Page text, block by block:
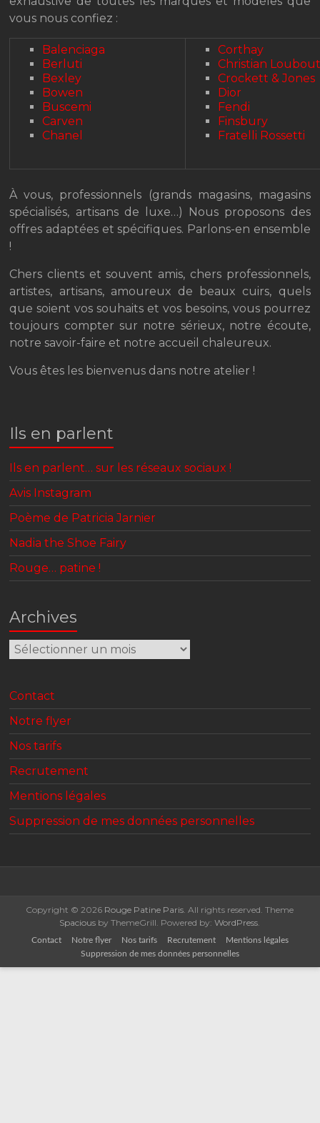
vous nous confiez :
Balenciaga
Berluti
Bexley
Bowen
Buscemi
Carven
Chanel
Corthay
Christian
Crockett & Jones
Dior
Fendi
Finsbury
Fratelli Rossetti
À vous, professionnels (grands magasins, magasins
spécialisés, artisans de luxe…) Nous proposons des
offres adaptées et spécifiques. Parlons-en ensemble
!
Chers clients et souvent amis, chers professionnels,
artistes, artisans, amoureux de beaux cuirs, quels
que soient vos souhaits et vos besoins, vous pourrez
toujours compter sur notre sérieux, notre écoute,
notre savoir-faire et notre accueil chaleureux.
Vous êtes les bienvenus dans notre atelier !
Ils en parlent
Ils en parlent… sur les réseaux sociaux !
Avis Instagram
Poème de Patricia Jarnier
Nadia the Shoe Fairy
Rouge… patine !
Archives
Archives
Contact
Notre flyer
Nos tarifs
Recrutement
Mentions légales
Suppression de mes données personnelles
Copyright © 2026 Rouge Patine Paris . All rights reserved. Theme
Spacious by ThemeGrill. Powered by:WordPress
Contact Notre flyer Nos tarifs Recrutement
Mentions légales
Suppression de mes données personnelles